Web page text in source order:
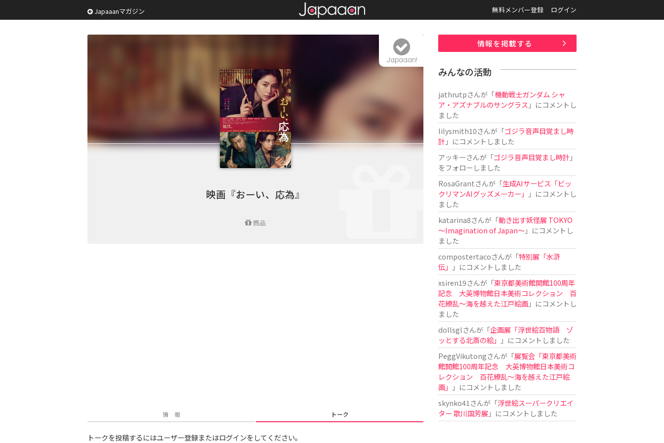
Japaaanマガジン 無料メンバー登録 ログイン
映画『おーい、応為』
商品
Japaaan!
情 報 トーク
トークを投稿するにはユーザー登録またはログインをしてください。
情報を掲載する
みんなの活動
jathrutpさんが「機動戦士ガンダム シャ
ア・アズナブルのサングラス 」にコメントし
ました
lilysmith10さんが「ゴジラ音声目覚まし時
計」にコメントしました
アッキーさんが「ゴジラ音声目覚まし時計」
をフォローしました
RosaGrantさんが「生成AIサービス「ビッ
クリマンAIグッズメーカー」
」にコメントし
ました
katarina8さんが「動き出す妖怪展 TOKYO
〜Imagination of Japan〜」にコメントし
ました
compostertacoさんが「特別展「水滸
伝」
」にコメントしました
xsiren19さんが「東京都美術館開館100周年
記念 大英博物館日本美術コレクション 百
花繚乱～海を越えた江戸絵画」にコメントし
ました
dollsglさんが「企画展「浮世絵百物語 ゾ
ッとする北斎の絵」
」にコメントしました
PeggVikutongさんが「展覧会「東京都美術
館開館100周年記念 大英博物館日本美術コ
レクション 百花繚乱〜海を越えた江戸絵
画」
」にコメントしました
skynko41 さんが「浮世絵スーパークリエイ
ター 歌川国芳展 」にコメントしました